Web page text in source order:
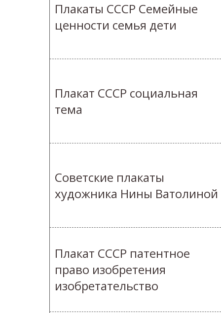
Плакаты СССР Семейные
ценности семья дети
Плакат СССР социальная
тема
Советские плакаты
художника Нины Ватолиной
Плакат СССР патентное
право изобретения
изобретательство